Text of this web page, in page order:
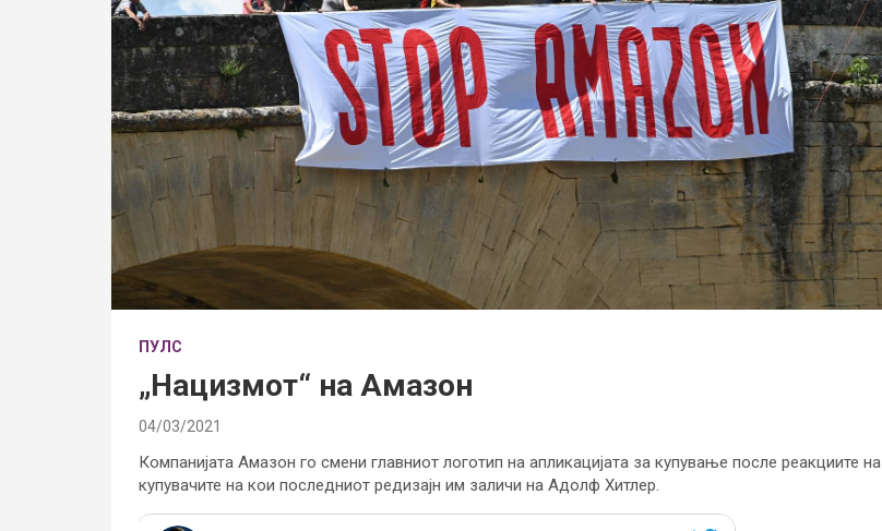
ПУЛС
„Нацизмот“ на Амазон
04/03/2021
Компанијата Амазон го смени главниот логотип на апликацијата за купување после реакциите на
купувачите на кои последниот редизајн им заличи на Адолф Хитлер.